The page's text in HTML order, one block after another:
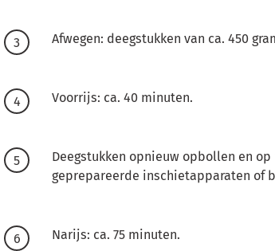
Afwegen: deegstukken van ca. 450
Voorrijs: ca. 40 minuten.
Deegstukken opnieuw opbollen en
geprepareerde inschietapparaten of
Narijs: ca. 75 minuten.